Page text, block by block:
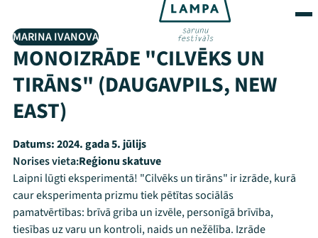
MARINA IVANOVA
MONOIZRĀDE "CILVĒKS UN
TIRĀNS" (DAUGAVPILS, NEW
EAST)
Datums:2024. gada 5. jūlijs
Norises vieta:Reģionu skatuve
Laipni lūgti eksperimentā! "Cilvēks un tirāns" ir izrāde, kurā
caur eksperimenta prizmu tiek pētītas sociālās
pamatvērtības: brīvā griba un izvēle, personīgā brīvība,
tiesības uz varu un kontroli, naids un nežēlība. Izrāde